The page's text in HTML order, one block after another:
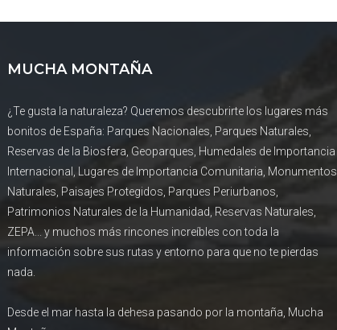
MUCHA MONTAÑA
¿Te gusta la naturaleza? Queremos descubrirte los lugares más
bonitos de España: Parques Nacionales, Parques Naturales,
Reservas de la Biosfera, Geoparques, Humedales de Importancia
Internacional, Lugares de Importancia Comunitaria, Monumentos
Naturales, Paisajes Protegidos, Parques Periurbanos,
Patrimonios Naturales de la Humanidad, Reservas Naturales,
ZEPA... y muchos más rincones increíbles con toda la
información sobre sus rutas y entorno para que no te pierdas
nada.
Desde el mar hasta la dehesa pasando por la montaña, Mucha